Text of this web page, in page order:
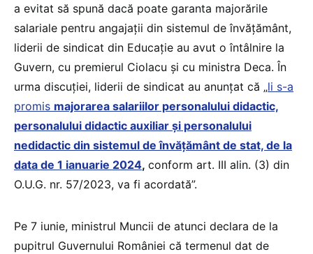
a evitat să spună dacă poate garanta majorările
salariale pentru angajații din sistemul de învățământ,
liderii de sindicat din Educație au avut o întâlnire la
Guvern, cu premierul Ciolacu și cu ministra Deca. În
urma discuției, liderii de sindicat au anunțat că „li s-a
promis majorarea salariilor personalului didactic,
personalului didactic auxiliar şi personalului
nedidactic din sistemul de învăţământ de stat, de la
data de 1 ianuarie 2024, conform art. III alin. (3) din
O.U.G. nr. 57/2023, va fi acordată”.
Pe 7 iunie, ministrul Muncii de atunci declara de la
pupitrul Guvernului României că termenul dat de